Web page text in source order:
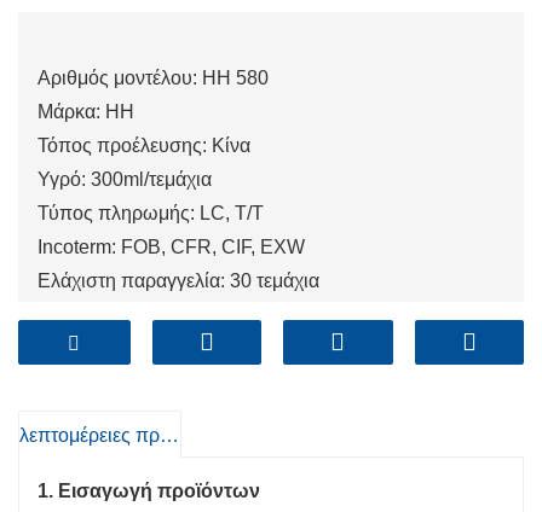
Αριθμός μοντέλου: HH 580
Μάρκα: HH
Τόπος προέλευσης: Κίνα
Υγρό: 300ml/τεμάχια
Τύπος πληρωμής: LC, T/T
Incoterm: FOB, CFR, CIF, EXW
Ελάχιστη παραγγελία: 30 τεμάχια
λεπτομέρειες προιόντος
1. Εισαγωγή προϊόντων